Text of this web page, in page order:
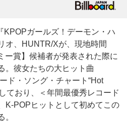
ガールズ！デーモン・ハ
オ、HUNTR/Xが、現地時間
ー賞】候補者が発表された際に
。彼女たちの大ヒット曲
ド・ソング・チャート“Hot
ており、＜年間最優秀レコード
K-POPヒットとして初めてこの
。